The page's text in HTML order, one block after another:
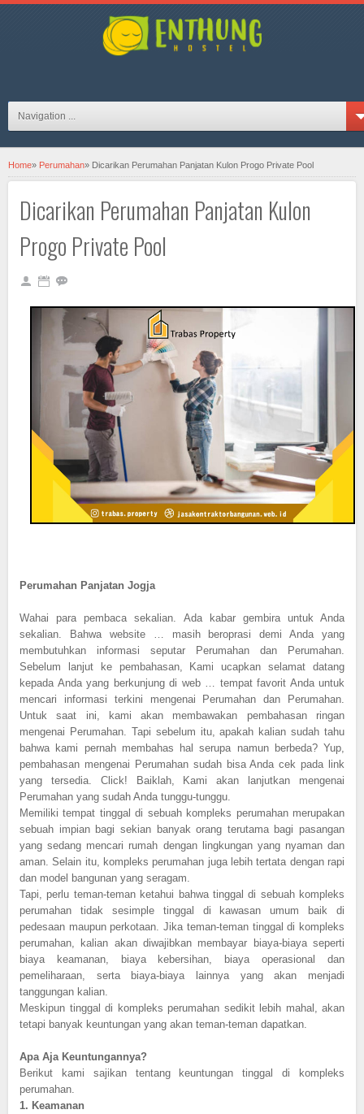
Navigation ...
Home» Perumahan» Dicarikan Perumahan Panjatan Kulon Progo Private Pool
Dicarikan Perumahan Panjatan Kulon
Progo Private Pool
Perumahan Panjatan Jogja
Wahai para pembaca sekalian. Ada kabar gembira untuk Anda
sekalian. Bahwa website … masih beroprasi demi Anda yang
membutuhkan informasi seputar Perumahan dan Perumahan.
Sebelum lanjut ke pembahasan, Kami ucapkan selamat datang
kepada Anda yang berkunjung di web … tempat favorit Anda untuk
mencari informasi terkini mengenai Perumahan dan Perumahan.
Untuk saat ini, kami akan membawakan pembahasan ringan
mengenai Perumahan. Tapi sebelum itu, apakah kalian sudah tahu
bahwa kami pernah membahas hal serupa namun berbeda? Yup,
pembahasan mengenai Perumahan sudah bisa Anda cek pada link
yang tersedia. Click! Baiklah, Kami akan lanjutkan mengenai
Perumahan yang sudah Anda tunggu-tunggu.
Memiliki tempat tinggal di sebuah kompleks perumahan merupakan
sebuah impian bagi sekian banyak orang terutama bagi pasangan
yang sedang mencari rumah dengan lingkungan yang nyaman dan
aman. Selain itu, kompleks perumahan juga lebih tertata dengan rapi
dan model bangunan yang seragam.
Tapi, perlu teman-teman ketahui bahwa tinggal di sebuah kompleks
perumahan tidak sesimple tinggal di kawasan umum baik di
pedesaan maupun perkotaan. Jika teman-teman tinggal di kompleks
perumahan, kalian akan diwajibkan membayar biaya-biaya seperti
biaya keamanan, biaya kebersihan, biaya operasional dan
pemeliharaan, serta biaya-biaya lainnya yang akan menjadi
tanggungan kalian.
Meskipun tinggal di kompleks perumahan sedikit lebih mahal, akan
tetapi banyak keuntungan yang akan teman-teman dapatkan.
Apa Aja Keuntungannya?
Berikut kami sajikan tentang keuntungan tinggal di kompleks
perumahan.
1. Keamanan